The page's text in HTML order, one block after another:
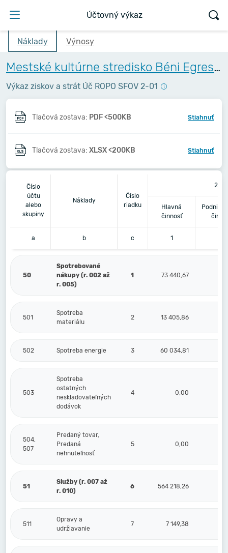
Účtovný výkaz
Náklady Výnosy
Mestské kultúrne stredisko Béni Egressyho - Egressy Béni Városi Művelődési Központ
Výkaz ziskov a strát Úč ROPO SFOV 2-01
Tlačová zostava: PDF <500KB Stiahnuť
Tlačová zostava: XLSX <200KB Stiahnuť
Číslo
účtu
alebo
skupiny
Náklady
Číslo
riadku
Hlavná
činnosť
a b c 1
50
Spotrebované
nákupy (r. 002 až
r. 005)
1 73 440,67
501
Spotreba
materiálu
2 13 405,86
502 Spotreba energie 3 60 034,81
503
Spotreba
ostatných
neskladovateľných
dodávok
4 0,00
504,
507
Predaný tovar,
Predaná
nehnuteľnosť
5 0,00
51
Služby (r. 007 až
r. 010)
6 564 218,26
511
Opravy a
udržiavanie
7 7 149,38